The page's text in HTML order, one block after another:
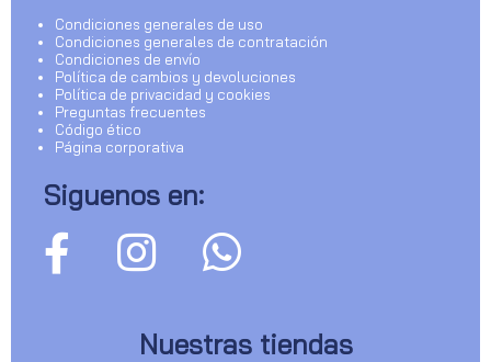
Condiciones generales de uso
Condiciones generales de contratación
Condiciones de envío
Política de cambios y devoluciones
Política de privacidad y cookies
Preguntas frecuentes
Código ético
Página corporativa
Siguenos en:
Nuestras tiendas